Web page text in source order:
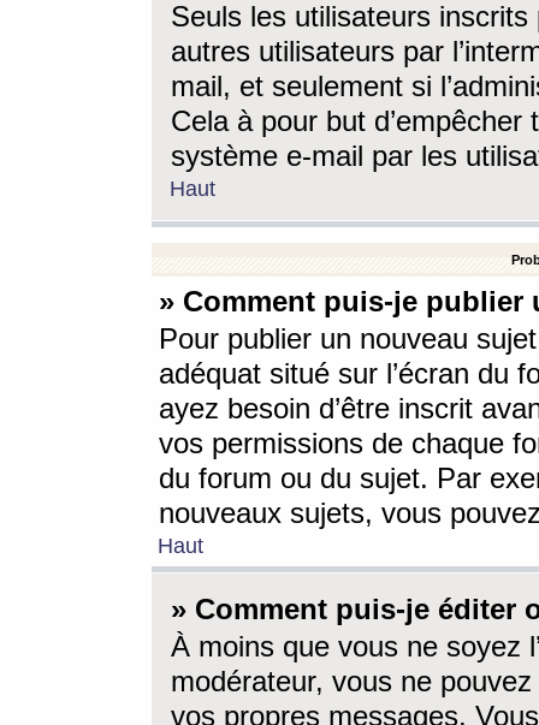
Seuls les utilisateurs
autres utilisateurs par
mail, et seulement si
Cela à pour but
système e-mail par les
Haut
» Comment puis-je
Pour publier un nouveau
adéquat situé sur l’écran du
ayez besoin d’être inscrit
vos permissions de chaque
du forum ou du sujet. Par
nouveaux sujets, vous
Haut
» Comment puis-je éditer
À moins que vous ne soyez
modérateur, vous ne
vos propres messages.